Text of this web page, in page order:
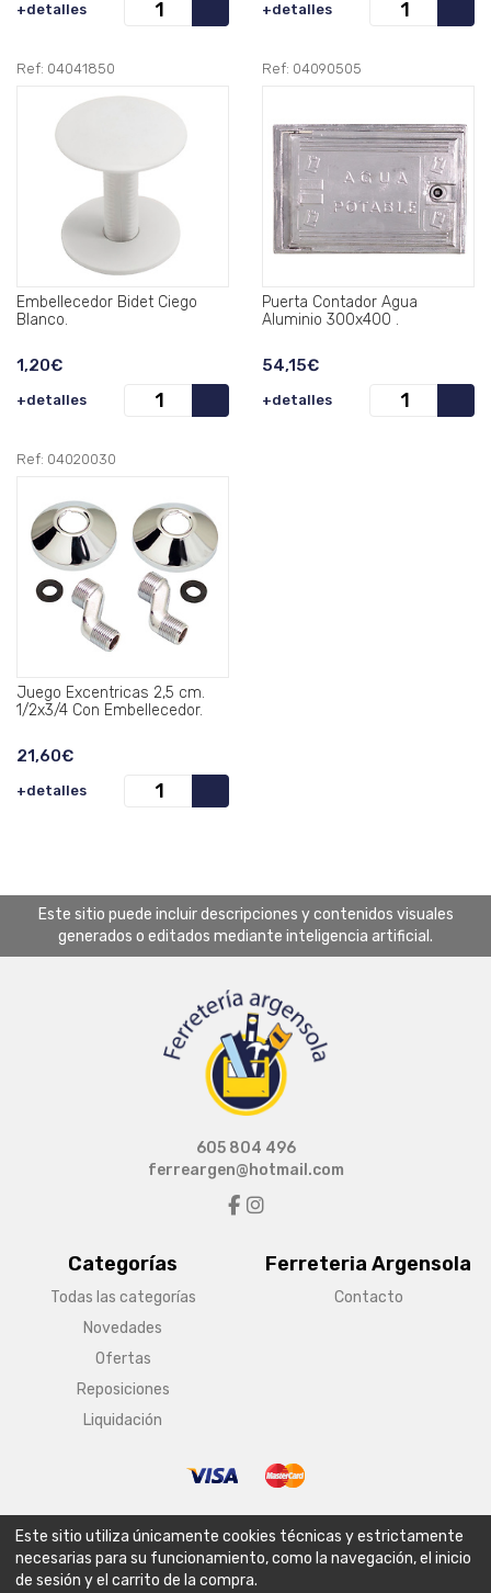
+detalles +detalles
Ref: 04041850
Embellecedor Bidet Ciego
Blanco.
1,20€
+detalles
Ref: 04090505
Puerta Contador Agua
Aluminio 300x400 .
54,15€
+detalles
Ref: 04020030
Juego Excentricas 2,5 cm.
1/2x3/4 Con Embellecedor.
21,60€
+detalles
Este sitio puede incluir descripciones y contenidos visuales
generados o editados mediante inteligencia artificial.
Categorías
Todas las categorías
Novedades
Ofertas
Reposiciones
Liquidación
Ferreteria Argensola
Contacto
605 804 496
ferreargen@hotmail.com
Aviso legal Condiciones generales de venta
Política de envío
Política de privacidad
Política de cookies
Este sitio utiliza únicamente cookies técnicas y estrictamente
necesarias para su funcionamiento, como la navegación, el inicio
de sesión y el carrito de la compra.